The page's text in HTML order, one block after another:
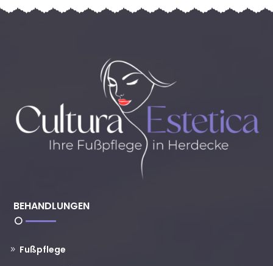
BEHANDLUNGEN
Fußpflege